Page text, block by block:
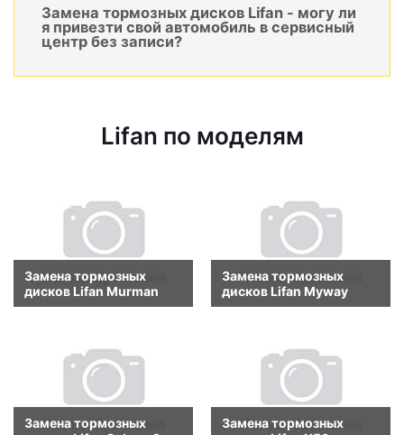
Замена тормозных дисков Lifan - могу ли
я привезти свой автомобиль в сервисный
центр без записи?
Lifan по моделям
Замена тормозных
дисков Lifan Murman
Замена тормозных
дисков Lifan Myway
Замена тормозных
Замена тормозных